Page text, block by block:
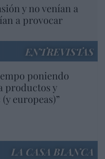
y no venían a
a provocar
ENTREVISTAS
poniendo
productos y
europeas)”
LA CASA BLANCA